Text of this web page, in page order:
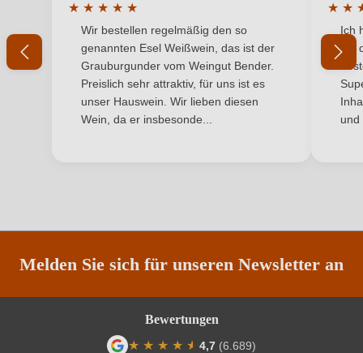
Jahrgang 2014
Frankreich
Nährwertangaben
Ihr Passwort
Ich habe mein Passwort vergessen
★ ★ ★ ★ ★
Durchschnittliche Bewertung von 5 von 5 Sternen
Wir bestellen regelmäßig den so
genannten Esel Weißwein, das ist der
Grauburgunder vom Weingut Bender.
Preislich sehr attraktiv, für uns ist es
unser Hauswein. Wir lieben diesen
Wein, da er insbesonde...
★ ★
Ich
mit
und
Melden Sie sich für unseren Newsletter an
Bewertungen
★ ★ ★ ★ ★
★ 4,7 (6.689)